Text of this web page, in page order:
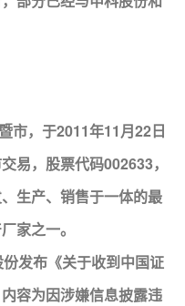
，于2011年11月22日
易，股票代码002633，
生产、销售于一体的最
家之一。
发布《关于收到中国证
容为因涉嫌信息披露违